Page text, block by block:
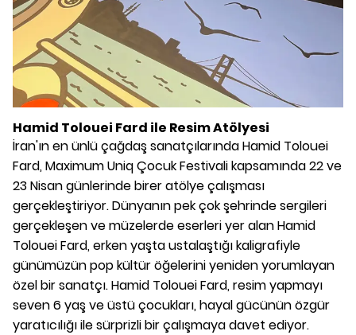
Hamid Tolouei Fard ile Resim Atölyesi
İran'ın en ünlü çağdaş sanatçılarında Hamid Tolouei
Fard, Maximum Uniq Çocuk Festivali kapsamında 22 ve
23 Nisan günlerinde birer atölye çalışması
gerçekleştiriyor. Dünyanın pek çok şehrinde sergileri
gerçekleşen ve müzelerde eserleri yer alan Hamid
Tolouei Fard, erken yaşta ustalaştığı kaligrafiyle
günümüzün pop kültür öğelerini yeniden yorumlayan
özel bir sanatçı. Hamid Tolouei Fard, resim yapmayı
seven 6 yaş ve üstü çocukları, hayal gücünün özgür
yaratıcılığı ile sürprizli bir çalışmaya davet ediyor.